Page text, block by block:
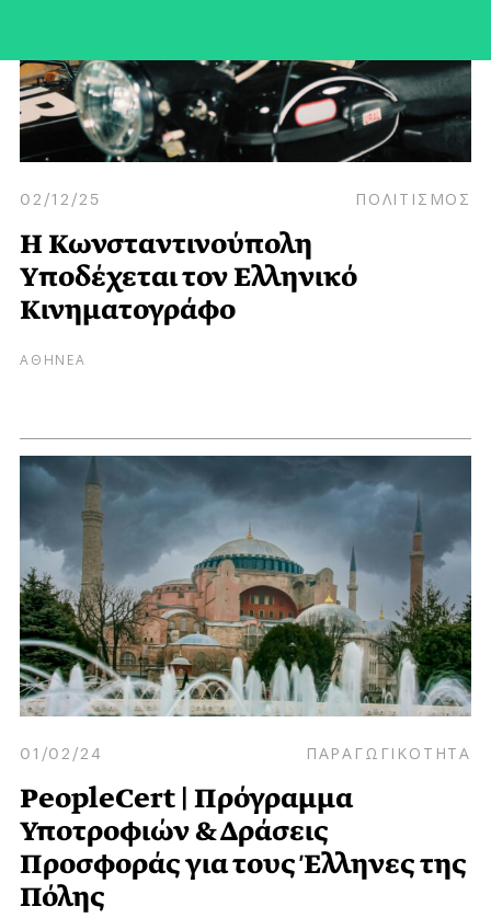
02/12/25 ΠΟΛΙΤΙΣΜΟΣ
H Κωνσταντινούπολη
Yποδέχεται τον Eλληνικό
Κινηματογράφο
ΑΘΗΝΕΑ
01/02/24 ΠΑΡΑΓΩΓΙΚΟΤΗΤΑ
PeopleCert | Πρόγραμμα
Υποτροφιών & Δράσεις
Προσφοράς για τους Έλληνες της
Πόλης